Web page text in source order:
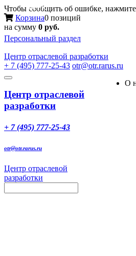
Чтобы сообщить об ошибке,
Корзина0 позиций
на сумму 0 руб.
Персональный раздел
Центр отраслевой разработки
+ 7 (495) 777-25-43 otr@otr.rarus.ru
Toggle
Меню
Центр отраслевой
разработки
+ 7 (495) 777-25-43
otr@otr.rarus.ru
Центр отраслевой
разработки
О